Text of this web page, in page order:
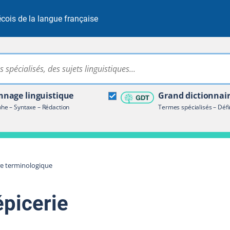
de la langue française
Rechercher dans tout le site
linguistique
– Syntaxe – Rédaction
Grand
Termes spécialisés –
terminologique
terminologique